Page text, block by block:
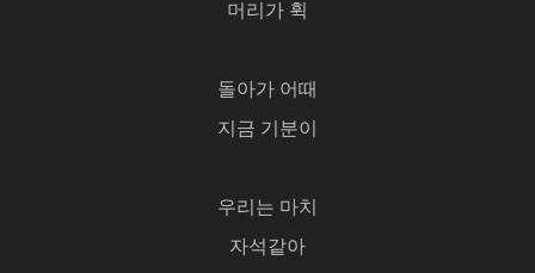
머리가 휙
돌아가 어때
지금 기분이
우리는 마치
자석같아